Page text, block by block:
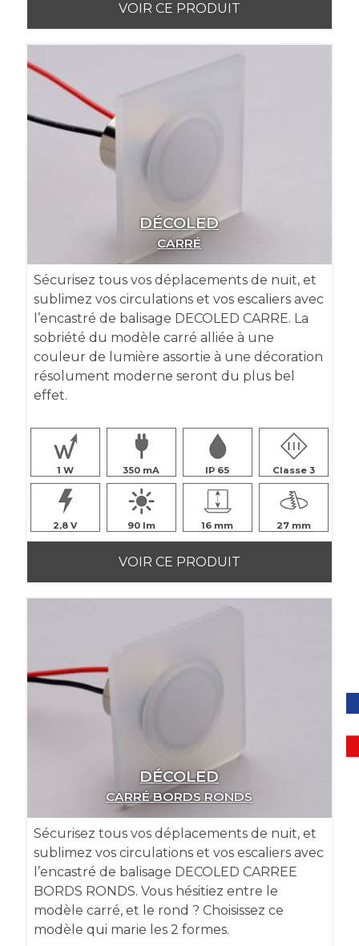
VOIR CE PRODUIT
DÉCOLED
CARRÉ
Sécurisez tous vos déplacements de nuit, et
sublimez vos circulations et vos escaliers avec
l’encastré de balisage DECOLED CARRE. La
sobriété du modèle carré alliée à une
couleur de lumière assortie à une décoration
résolument moderne seront du plus bel
effet.
1 350 IP 65 Classe 3
2,8 90 16 27
VOIR CE PRODUIT
DÉCOLED
CARRÉ BORDS RONDS
Sécurisez tous vos déplacements de nuit, et
sublimez vos circulations et vos escaliers avec
l’encastré de balisage DECOLED CARREE
BORDS RONDS. Vous hésitiez entre le
modèle carré, et le rond ? Choisissez ce
modèle qui marie les 2 formes.